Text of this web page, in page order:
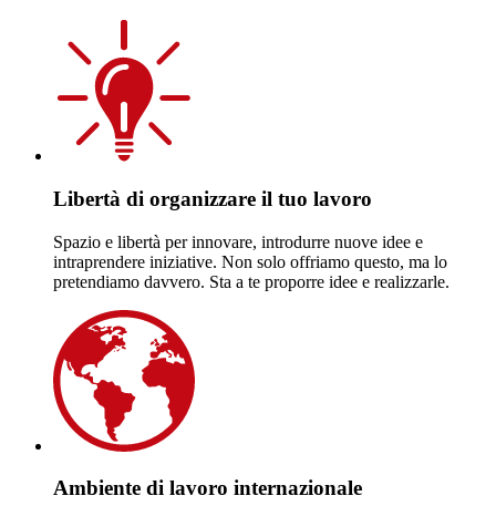
Libertà di organizzare il tuo lavoro
Spazio e libertà per innovare, introdurre nuove idee e
intraprendere iniziative. Non solo offriamo questo, ma lo
pretendiamo davvero. Sta a te proporre idee e realizzarle.
Ambiente di lavoro internazionale